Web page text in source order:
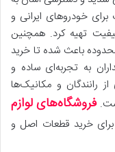
خودروهای ایرانی و
تهیه کرد. همچنین
باعث شده تا خرید
به تجربه‌ای ساده و
رانندگان و مکانیک‌ها
فروشگاه‌های لوازم
خرید قطعات اصل و